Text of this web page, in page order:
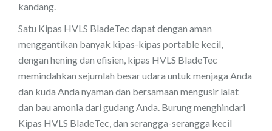
kandang.
Satu Kipas HVLS BladeTec dapat dengan aman
menggantikan banyak kipas-kipas portable kecil,
dengan hening dan efisien, kipas HVLS BladeTec
memindahkan sejumlah besar udara untuk menjaga Anda
dan kuda Anda nyaman dan bersamaan mengusir lalat
dan bau amonia dari gudang Anda. Burung menghindari
Kipas HVLS BladeTec, dan serangga-serangga kecil